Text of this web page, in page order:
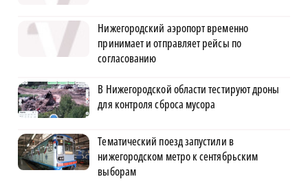
Нижегородский аэропорт временно
принимает и отправляет рейсы по
согласованию
В Нижегородской области тестируют дроны
для контроля сброса мусора
Тематический поезд запустили в
нижегородском метро к сентябрьским
выборам